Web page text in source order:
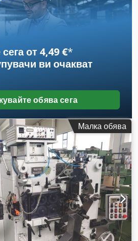
от 4,49 €*
ви очакват
обява сега
Малка обява